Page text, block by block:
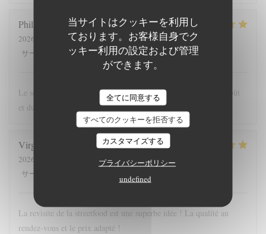
当サイトはクッキーを利用し
ております。お客様自身でク
ッキー利用の設定および管理
ができます。
全てに同意する
すべてのクッキーを拒否する
カスタマイズする
プライバシーポリシー
undefined
Philippe
2026-08-03
- 20:00 - ゲスト 3
サービス
雰囲気:5/5 メニュー:5/5 品質-価格:
Le souci de la recherche et du changement dans le respect du goût
et du u service…
Virginie
2026-08-01
- 19:00 - ゲスト 2
サービス
La revisite de la streetfood est une superbe idée ! La qualité au
rendez-vous et le prix adapté !